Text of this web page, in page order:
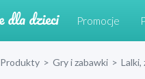
Promocje
Produkty > Gry i zabawki >